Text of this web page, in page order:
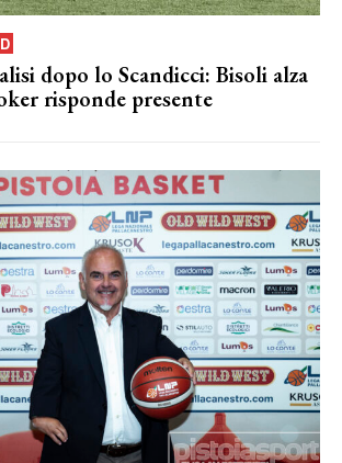
dopo lo Scandicci: Bisoli alza
risponde presente